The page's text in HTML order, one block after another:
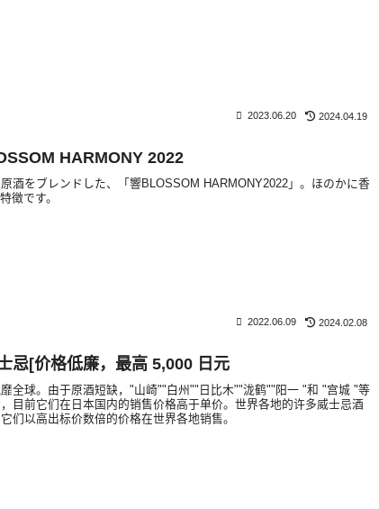
2023.06.20 2024.04.19
HARMONY 2022
酒をブレンドした、「響BLOSSOM HARMONY2022」。ほのかに香
徴です。
2022.06.09 2024.02.08
忌[价格低廉，最高 5,000 日元
全球。由于原酒短缺，"山崎""白州""日比木""泷鹤""阳一 "和 "宫城 "等
目前它们在日本国内的销售价格高于单价。世界各地的许多威士忌酒
们以高出标价数倍的价格在世界各地销售。